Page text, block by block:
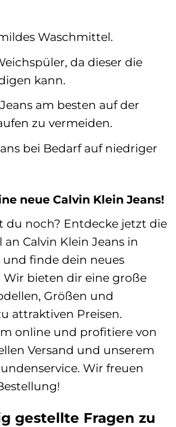
Waschmittel.
da dieser die
kann.
am besten auf der
zu vermeiden.
bei Bedarf auf niedriger
neue Calvin Klein Jeans!
du noch? Entdecke jetzt die
Calvin Klein Jeans in
finde dein neues
Wir bieten dir eine große
Größen und
attraktiven Preisen.
online und profitiere von
Versand und unserem
Wir freuen
gestellte Fragen zu